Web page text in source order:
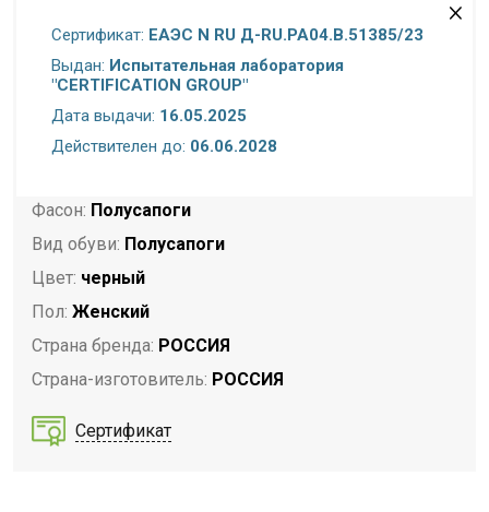
Полнота:Стандартная стопа
Размерность:Размер в размер
Торговая марка: Selm
Назначение:Повседневная
Фасон: Полусапоги
Вид обуви: Полусапоги
Цвет: черный
Пол: Женский
Страна бренда: РОССИЯ
Страна-изготовитель: РОССИЯ
Сертификат
Сертификат: ЕАЭС N RU Д-RU.PA04.B.51385/23
Выдан: Испытательная лаборатория
"CERTIFICATION GROUP"
Дата выдачи: 16.05.2025
Действителен до: 06.06.2028